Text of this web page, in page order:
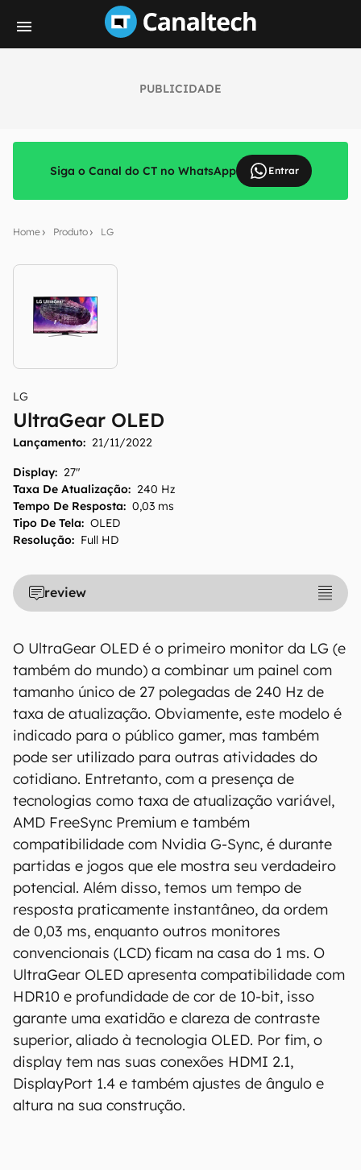
PUBLICIDADE
Siga o Canal do CT no WhatsApp Entrar
Home Produto LG
LG
UltraGear OLED
Lançamento: 21/11/2022
Display: 27"
Taxa De Atualização: 240 Hz
Tempo De Resposta: 0,03 ms
Tipo De Tela: OLED
Resolução: Full HD
review
O UltraGear OLED é o primeiro monitor da LG (e
também do mundo) a combinar um painel com
tamanho único de 27 polegadas de 240 Hz de
taxa de atualização. Obviamente, este modelo é
indicado para o público gamer, mas também
pode ser utilizado para outras atividades do
cotidiano. Entretanto, com a presença de
tecnologias como taxa de atualização variável,
AMD FreeSync Premium e também
compatibilidade com Nvidia G-Sync, é durante
partidas e jogos que ele mostra seu verdadeiro
potencial. Além disso, temos um tempo de
resposta praticamente instantâneo, da ordem
de 0,03 ms, enquanto outros monitores
convencionais (LCD) ficam na casa do 1 ms. O
UltraGear OLED apresenta compatibilidade com
HDR10 e profundidade de cor de 10-bit, isso
garante uma exatidão e clareza de contraste
superior, aliado à tecnologia OLED. Por fim, o
display tem nas suas conexões HDMI 2.1,
DisplayPort 1.4 e também ajustes de ângulo e
altura na sua construção.
O Canaltech mantém esforço constante para
encontrar e manter atualizadas as
informações presentes em nossas fichas
técnicas, porém tenha em mente que
especificações e recursos podem variar entre
regiões e países. Portanto, recomendamos
que você visite o site oficial do fabricante ou
operadora que comercializa o produto para
confirmar suas características detalhadas e
regionais.